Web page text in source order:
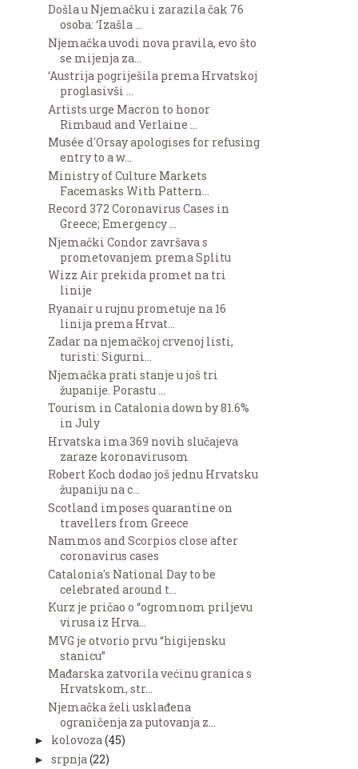
Došla u Njemačku i zarazila čak 76
osoba: ‘Izašla ...
Njemačka uvodi nova pravila, evo što
se mijenja za...
‘Austrija pogriješila prema Hrvatskoj
proglasivši ...
Artists urge Macron to honor
Rimbaud and Verlaine ...
Musée d'Orsay apologises for refusing
entry to a w...
Ministry of Culture Markets
Facemasks With Pattern...
Record 372 Coronavirus Cases in
Greece; Emergency ...
Njemački Condor završava s
prometovanjem prema Splitu
Wizz Air prekida promet na tri
linije
Ryanair u rujnu prometuje na 16
linija prema Hrvat...
Zadar na njemačkoj crvenoj listi,
turisti: Sigurni...
Njemačka prati stanje u još tri
županije. Porastu ...
Tourism in Catalonia down by 81.6%
in July
Hrvatska ima 369 novih slučajeva
zaraze koronavirusom
Robert Koch dodao još jednu Hrvatsku
županiju na c...
Scotland imposes quarantine on
travellers from Greece
Nammos and Scorpios close after
coronavirus cases
Catalonia's National Day to be
celebrated around t...
Kurz je pričao o “ogromnom priljevu
virusa iz Hrva...
MVG je otvorio prvu “higijensku
stanicu”
Mađarska zatvorila većinu granica s
Hrvatskom, str...
Njemačka želi usklađena
ograničenja za putovanja z...
► kolovoza(45)
► srpnja (22)